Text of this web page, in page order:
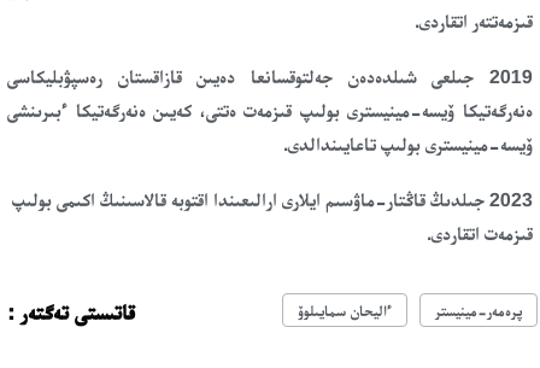
قىزمەتتەر اتقاردى.
2019 جىلعى شىلدەدەن جەلتوقسانعا دەيىن قازاقستان رەسپۋبليكاسى
ەنەرگەتيكا ۆيسە-مينيسترى بولىپ قىزمەت ەتتى، كەيىن ەنەرگەتيكا ءبىرىنشى
ۆيسە-مينيسترى بولىپ تاعايىندالدى.
2023 جىلدىڭ قاڭتار-ماۋسىم ايلارى ارالىعىندا اقتوبە قالاسىنىڭ اكىمى بولىپ
قىزمەت اتقاردى.
قاتىستى تەگتەر : پرەمەر-مينيستر ءاليحان سمايىلوۆ